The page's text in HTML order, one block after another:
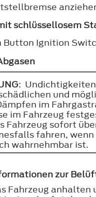
schlüssellosem
Button Ignition
:
und
im
im Fahrzeug
Fahrzeug sofort
fahren, wenn
wahrnehmbar ist.
zur
Fahrzeug anhalten